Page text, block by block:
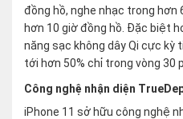
đồng hồ, nghe nhạc trong
hơn 10 giờ đồng hồ. Đặc biệt
năng sạc không dây Qi cực kỳ
tới hơn 50% chỉ trong vòng 30
Công nghệ nhận diện
iPhone 11 sở hữu công nghệ